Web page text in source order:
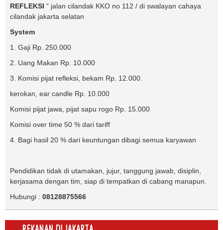
REFLEKSI “ jalan cilandak KKO no 112 / di swalayan cahaya
cilandak jakarta selatan
System
1. Gaji Rp. 250.000
2. Uang Makan Rp. 10.000
3. Komisi pijat refleksi, bekam Rp. 12.000.
kerokan, ear candle Rp. 10.000
Komisi pijat jawa, pijat sapu rogo Rp. 15.000
Komisi over time 50 % dari tariff
4. Bagi hasil 20 % dari keuntungan dibagi semua karyawan
Pendidikan tidak di utamakan, jujur, tanggung jawab, disiplin,
kerjasama dengan tim, siap di tempatkan di cabang manapun.
Hubungi : 08128875566